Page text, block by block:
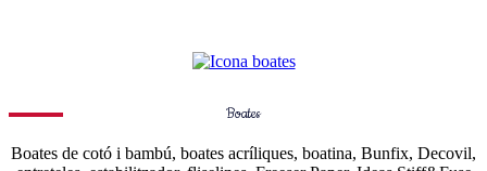
Boates
Boates de cotó i bambú, boates acríliques, boatina, Bunfix, Decovil,